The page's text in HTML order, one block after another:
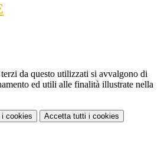
da questo utilizzati si avvalgono di
ed utili alle finalità illustrate nella
i cookies Accetta tutti i cookies